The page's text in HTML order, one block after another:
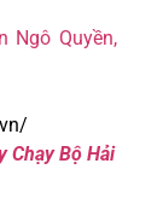
Ngô Quyền,
Chạy Bộ Hải